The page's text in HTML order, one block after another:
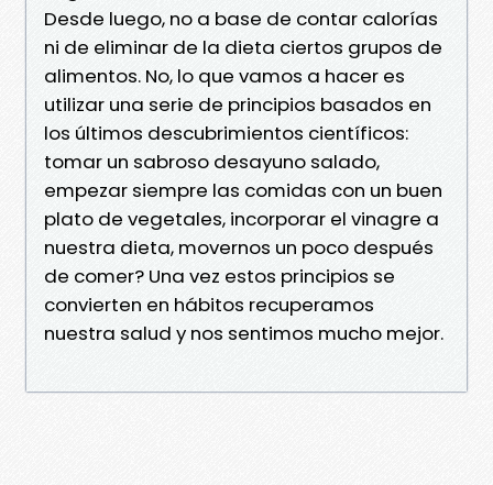
Desde luego, no a base de contar calorías
ni de eliminar de la dieta ciertos grupos de
alimentos. No, lo que vamos a hacer es
utilizar una serie de principios basados en
los últimos descubrimientos científicos:
tomar un sabroso desayuno salado,
empezar siempre las comidas con un buen
plato de vegetales, incorporar el vinagre a
nuestra dieta, movernos un poco después
de comer? Una vez estos principios se
convierten en hábitos recuperamos
nuestra salud y nos sentimos mucho mejor.